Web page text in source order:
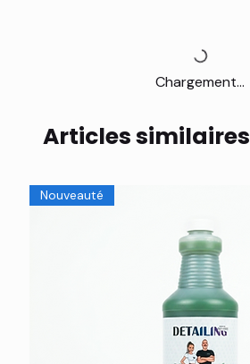
Chargement...
Articles similaires
Nouveauté